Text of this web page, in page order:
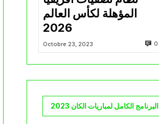
المؤهلة لكأس العالم
2026
Octobre 23, 2023 0
البرنامج الكامل لمباريات الكان 2023